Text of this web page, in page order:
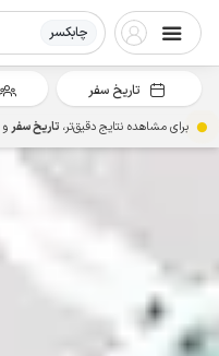
چابکسر
تاریخ سفر
برای مشاهده نتایج دقیق‌تر، تاریخ سفرو